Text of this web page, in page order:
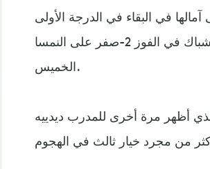
في البقاء في الدرجة الأولى
بدوري الأمم الأوروبية بعدما هز كيليان مبابي وأوليفييه جيرو الشباك في الفوز 2-صفر على النمسا
الخميس.
أظهر مرة أخرى للمدرب ديدييه